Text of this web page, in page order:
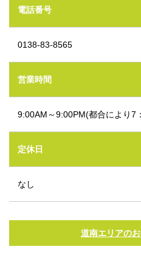
電話番号
0138-83-8565
営業時間
9:00AM～9:00PM(都合により7
定休日
なし
道南エリアの